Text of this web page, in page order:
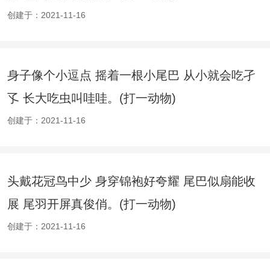
创建于：2021-11-16
身子像个小逗点 摇着一根小尾巴 从小就会吃孑
孓 长大吃虫叫哇哇。(打一动物)
创建于：2021-11-16
头戴花冠鸟中少 身穿锦袍好夸耀 尾巴似扇能收
展 尾羽开屏真俊俏。(打一动物)
创建于：2021-11-16